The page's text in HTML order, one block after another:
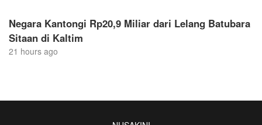
Negara Kantongi Rp20,9 Miliar dari Lelang Batubara
Sitaan di Kaltim
21 hours ago